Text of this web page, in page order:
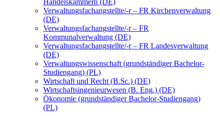
Handelskammern (DE)
Verwaltungsfachangstellte/-r – FR Kirchenverwaltung
(DE)
Verwaltungsfachangstellte/-r – FR
Kommunalverwaltung (DE)
Verwaltungsfachangstellte/-r – FR Landesverwaltung
(DE)
Verwaltungswissenschaft (grundständiger Bachelor-
Studiengang) (PL)
Wirtschaft und Recht (B.Sc.) (DE)
Wirtschaftsingenieurwesen (B. Eng.) (DE)
Ökonomie (grundständiger Bachelor-Studiengang)
(PL)